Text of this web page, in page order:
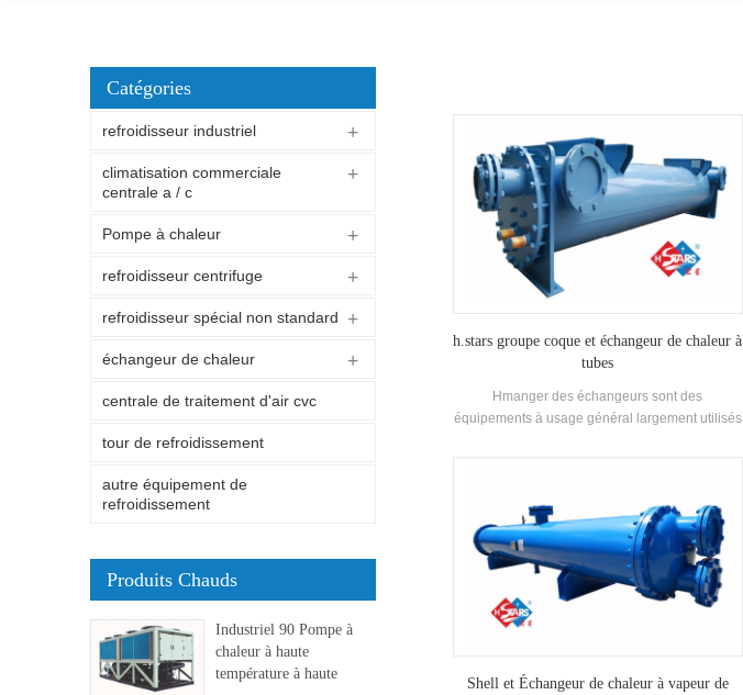
h.stars groupe coque et échangeur de chaleur à
tubes
Hmanger des échangeurs sont des
équipements à usage général largement utilisés
réfrigération, le gaz et d'autres industries.
Shell et Échangeur de chaleur à vapeur de
Catégories
refroidisseur industriel
climatisation commerciale
centrale a / c
Pompe à chaleur
refroidisseur centrifuge
refroidisseur spécial non standard
échangeur de chaleur
centrale de traitement d'air cvc
tour de refroidissement
autre équipement de
refroidissement
Produits Chauds
Industriel 90 Pompe à
chaleur à haute
température à haute